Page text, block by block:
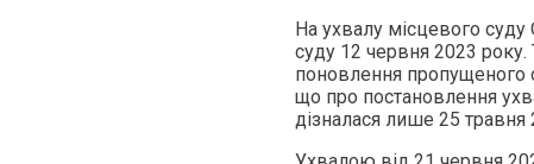
На ухвалу місцевого
суду 12 червня 2023
поновлення пропущеного
що про постановлення
дізналася лише 25 травня